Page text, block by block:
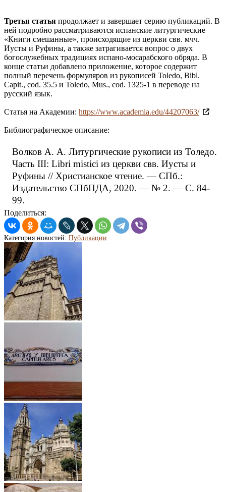
Третья статья продолжает и завершает серию публикаций. В
ней подробно рассматриваются испанские литургические
«Книги смешанные», происходящие из церкви свв. мчч.
Иусты и Руфины, а также затрагивается вопрос о двух
богослужебных традициях испано-мосарабского обряда. В
конце статьи добавлено приложение, которое содержит
полный перечень формуляров из рукописей Toledo, Bibl.
Capit., cod. 35.5 и Toledo, Mus., cod. 1325-1 в переводе на
русский язык.
Статья на Академии: https://www.academia.edu/44207063/
Библиографическое описание:
Волков А. А. Литургические рукописи из Толедо.
Часть III: Libri mistici из церкви свв. Иусты и
Руфины // Христианское чтение. — СПб.:
Издательство СПбПДА, 2020. — № 2. — С. 84-
99.
Поделиться:
Категория новостей: Публикации